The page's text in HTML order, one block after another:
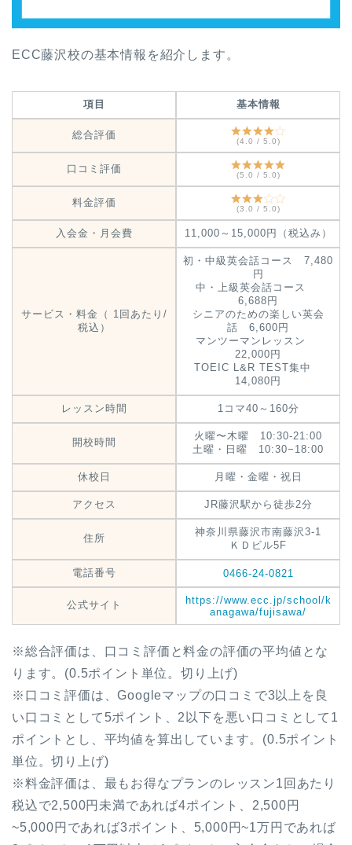
ECC藤沢校の基本情報を紹介します。
項目 基本情報
総合評価
(4.0 / 5.0)
口コミ評価
(5.0 / 5.0)
料金評価
(3.0 / 5.0)
入会金・月会費 11,000～15,000円（税込み）
サービス・料金（ 1回あたり/
税込）
初・中級英会話コース 7,480
円
中・上級英会話コース
6,688円
シニアのための楽しい英会
話 6,600円
マンツーマンレッスン
22,000円
TOEIC L&R TEST集中
14,080円
レッスン時間 1コマ40～160分
開校時間
火曜〜木曜 10:30-21:00
土曜・日曜 10:30−18:00
休校日 月曜・金曜・祝日
アクセス JR藤沢駅から徒歩2分
住所
神奈川県藤沢市南藤沢3-1
ＫＤビル5F
電話番号 0466-24-0821
公式サイト
https://www.ecc.jp/school/k
anagawa/fujisawa/
※総合評価は、口コミ評価と料金の評価の平均値とな
ります。(0.5ポイント単位。切り上げ)
※口コミ評価は、Googleマップの口コミで3以上を良
い口コミとして5ポイント、2以下を悪い口コミとして1
ポイントとし、平均値を算出しています。(0.5ポイント
単位。切り上げ)
※料金評価は、最もお得なプランのレッスン1回あたり
税込で2,500円未満であれば4ポイント、2,500円
~5,000円であれば3ポイント、5,000円~1万円であれば